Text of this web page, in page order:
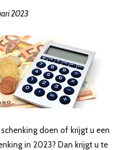
2023
doen of krijgt u een
in 2023? Dan krijgt u te